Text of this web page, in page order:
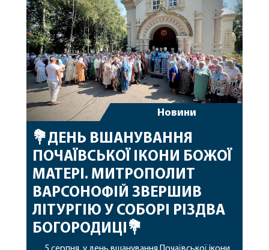
благословенних успіхів у подальшому
архіпастирському служінні. […]
Новини
💐ДЕНЬ ВШАНУВАННЯ
ПОЧАЇВСЬКОЇ ІКОНИ БОЖОЇ
МАТЕРІ. МИТРОПОЛИТ
ВАРСОНОФІЙ ЗВЕРШИВ
ЛІТУРГІЮ У СОБОРІ РІЗДВА
БОГОРОДИЦІ💐